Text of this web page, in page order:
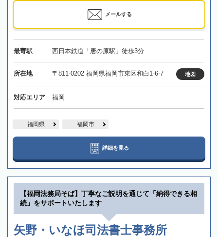
メールする
最寄駅 西日本鉄道「唐の原駅」徒歩3分
所在地 〒811-0202 福岡県福岡市東区和白1-6-7 地図
対応エリア 福岡
福岡県 福岡市
詳細を見る
【福岡法務局そば】丁寧なご説明を通じて「納得できる相
続」をサポートいたします
矢野・いなほ司法書士事務所